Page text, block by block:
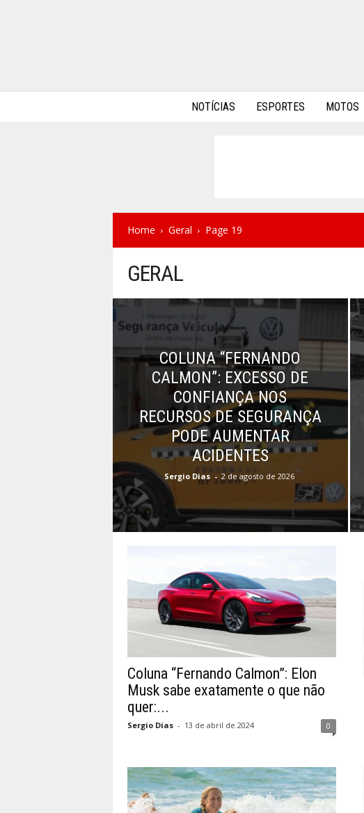
NOTÍCIAS ESPORTES MOTOS
Home Geral Page 19
GERAL
COLUNA “FERNANDO
CALMON”: EXCESSO DE
CONFIANÇA NOS
RECURSOS DE SEGURANÇA
PODE AUMENTAR
ACIDENTES
Sergio Dias - 2 de agosto de 2026
Coluna “Fernando Calmon”: Elon
Musk sabe exatamente o que não
quer:...
Sergio Dias - 13 de abril de 2024 0